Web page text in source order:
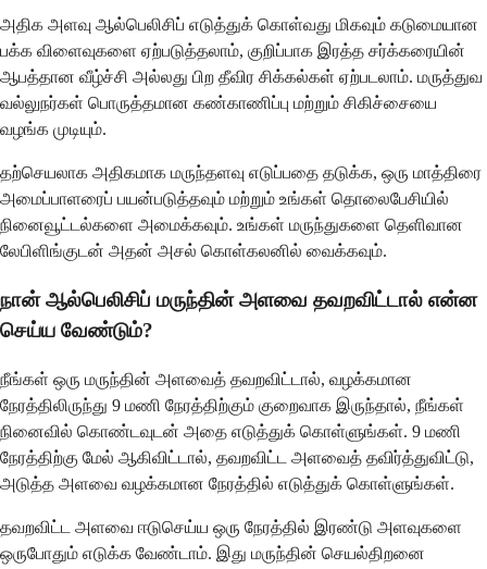
அதிக அளவு ஆல்பெலிசிப் எடுத்துக் கொள்வது மிகவும் கடுமையான
பக்க விளைவுகளை ஏற்படுத்தலாம், குறிப்பாக இரத்த சர்க்கரையின்
ஆபத்தான வீழ்ச்சி அல்லது பிற தீவிர சிக்கல்கள் ஏற்படலாம். மருத்துவ
வல்லுநர்கள் பொருத்தமான கண்காணிப்பு மற்றும் சிகிச்சையை
வழங்க முடியும்.
தற்செயலாக அதிகமாக மருந்தளவு எடுப்பதை தடுக்க, ஒரு மாத்திரை
அமைப்பாளரைப் பயன்படுத்தவும் மற்றும் உங்கள் தொலைபேசியில்
நினைவூட்டல்களை அமைக்கவும். உங்கள் மருந்துகளை தெளிவான
லேபிளிங்குடன் அதன் அசல் கொள்கலனில் வைக்கவும்.
நான் ஆல்பெலிசிப் மருந்தின் அளவை தவறவிட்டால் என்ன
செய்ய வேண்டும்?
நீங்கள் ஒரு மருந்தின் அளவைத் தவறவிட்டால், வழக்கமான
நேரத்திலிருந்து 9 மணி நேரத்திற்கும் குறைவாக இருந்தால், நீங்கள்
நினைவில் கொண்டவுடன் அதை எடுத்துக் கொள்ளுங்கள். 9 மணி
நேரத்திற்கு மேல் ஆகிவிட்டால், தவறவிட்ட அளவைத் தவிர்த்துவிட்டு,
அடுத்த அளவை வழக்கமான நேரத்தில் எடுத்துக் கொள்ளுங்கள்.
தவறவிட்ட அளவை ஈடுசெய்ய ஒரு நேரத்தில் இரண்டு அளவுகளை
ஒருபோதும் எடுக்க வேண்டாம். இது மருந்தின் செயல்திறனை